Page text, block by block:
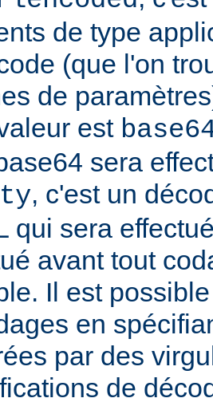
de type
(que l'on
de
est
sera
, c'est un
qui sera
avant tout
Il est
en
par des
de